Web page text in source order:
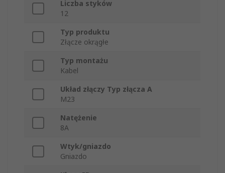
Liczba styków
12
Typ produktu
Złącze okrągłe
Typ montażu
Kabel
Układ złączy Typ złącza A
M23
Natężenie
8A
Wtyk/gniazdo
Gniazdo